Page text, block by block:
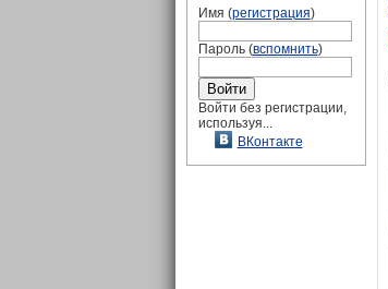
Имя (регистрация)
Пароль (вспомнить)
Войти без регистрации,
используя...
ВКонтакте